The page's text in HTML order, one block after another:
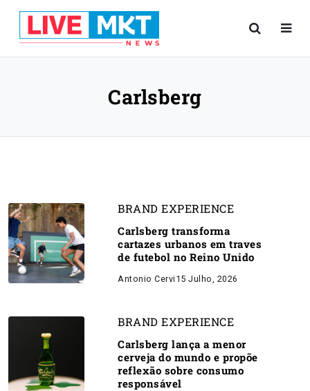
Carlsberg
BRAND EXPERIENCE
Carlsberg transforma
cartazes urbanos em traves
de futebol no Reino Unido
Antonio Cervi 15 Julho, 2026
BRAND EXPERIENCE
Carlsberg lança a menor
cerveja do mundo e propõe
reflexão sobre consumo
responsável